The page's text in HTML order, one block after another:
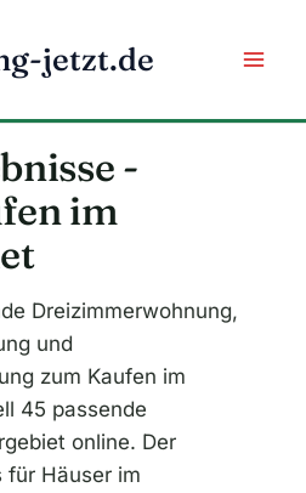
jetzt.de
-
im
Dreizimmerwohnung,
und
zum Kaufen im
45 passende
online. Der
für Häuser im